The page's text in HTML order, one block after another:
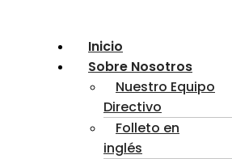
Inicio
Sobre Nosotros
Nuestro Equipo
Directivo
Folleto en
inglés